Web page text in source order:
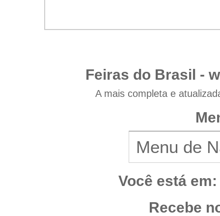
Feiras do Brasil -
A mais completa e
Você está em:
Recebe